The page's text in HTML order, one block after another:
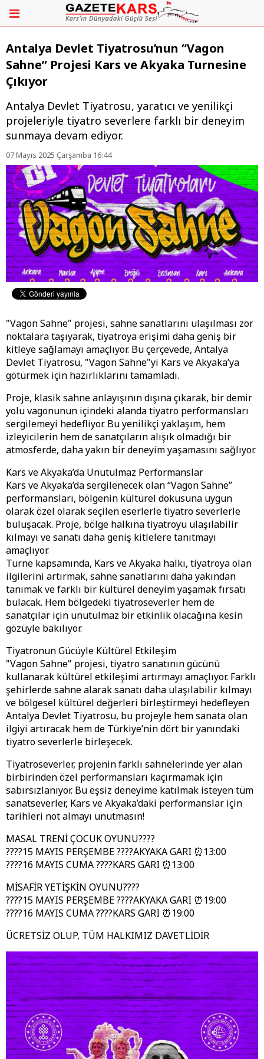
Antalya Devlet Tiyatrosu’nun “Vagon
Sahne” Projesi Kars ve Akyaka Turnesine
Çıkıyor
Antalya Devlet Tiyatrosu, yaratıcı ve yenilikçi
projeleriyle tiyatro severlere farklı bir deneyim
sunmaya devam ediyor.
07 Mayıs 2025 Çarşamba 16:44
"Vagon Sahne" projesi, sahne sanatlarını ulaşılması zor
noktalara taşıyarak, tiyatroya erişimi daha geniş bir
kitleye sağlamayı amaçlıyor. Bu çerçevede, Antalya
Devlet Tiyatrosu, "Vagon Sahne"yi Kars ve Akyaka’ya
götürmek için hazırlıklarını tamamladı.
Proje, klasik sahne anlayışının dışına çıkarak, bir demir
yolu vagonunun içindeki alanda tiyatro performansları
sergilemeyi hedefliyor. Bu yenilikçi yaklaşım, hem
izleyicilerin hem de sanatçıların alışık olmadığı bir
atmosferde, daha yakın bir deneyim yaşamasını sağlıyor.
Kars ve Akyaka’da Unutulmaz Performanslar
Kars ve Akyaka’da sergilenecek olan “Vagon Sahne”
performansları, bölgenin kültürel dokusuna uygun
olarak özel olarak seçilen eserlerle tiyatro severlerle
buluşacak. Proje, bölge halkına tiyatroyu ulaşılabilir
kılmayı ve sanatı daha geniş kitlelere tanıtmayı
amaçlıyor.
Turne kapsamında, Kars ve Akyaka halkı, tiyatroya olan
ilgilerini artırmak, sahne sanatlarını daha yakından
tanımak ve farklı bir kültürel deneyim yaşamak fırsatı
bulacak. Hem bölgedeki tiyatroseverler hem de
sanatçılar için unutulmaz bir etkinlik olacağına kesin
gözüyle bakılıyor.
Tiyatronun Gücüyle Kültürel Etkileşim
"Vagon Sahne" projesi, tiyatro sanatının gücünü
kullanarak kültürel etkileşimi artırmayı amaçlıyor. Farklı
şehirlerde sahne alarak sanatı daha ulaşılabilir kılmayı
ve bölgesel kültürel değerleri birleştirmeyi hedefleyen
Antalya Devlet Tiyatrosu, bu projeyle hem sanata olan
ilgiyi artıracak hem de Türkiye’nin dört bir yanındaki
tiyatro severlerle birleşecek.
Tiyatroseverler, projenin farklı sahnelerinde yer alan
birbirinden özel performansları kaçırmamak için
sabırsızlanıyor. Bu eşsiz deneyime katılmak isteyen tüm
sanatseverler, Kars ve Akyaka’daki performanslar için
tarihleri not almayı unutmasın!
MASAL TRENİ ÇOCUK OYUNU????
????️15 MAYIS PERŞEMBE ????AKYAKA GARI ⏰13:00
????️16 MAYIS CUMA ????KARS GARI ⏰13:00
MİSAFİR YETİŞKİN OYUNU????
????️15 MAYIS PERŞEMBE ????AKYAKA GARI ⏰19:00
????️16 MAYIS CUMA ????KARS GARI ⏰19:00
ÜCRETSİZ OLUP, TÜM HALKIMIZ DAVETLİDİR